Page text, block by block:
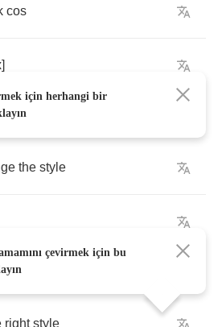
cos
]
the style
right style
için herhangi bir
çevirmek için bu